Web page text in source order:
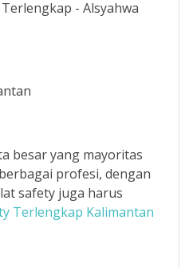
- Alsyahwa
besar yang mayoritas
profesi, dengan
safety juga harus
Terlengkap Kalimantan